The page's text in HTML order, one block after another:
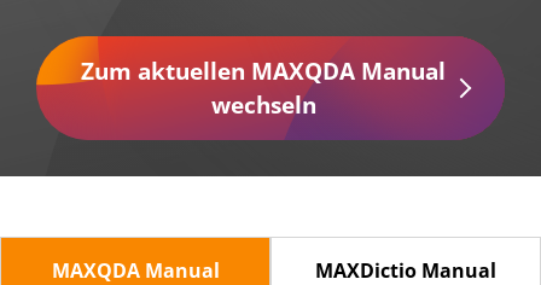
Zum aktuellen MAXQDA Manual
wechseln
MAXQDA Manual MAXDictio Manual